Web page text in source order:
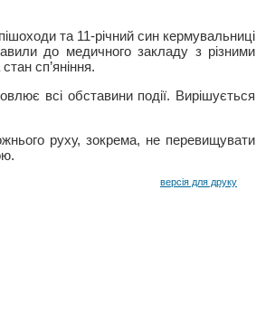
та 11-річний син кермувальниці
до медичного закладу з різними
сп’яніння.
всі обставини події. Вирішується
руху, зокрема, не перевищувати
версія для друку